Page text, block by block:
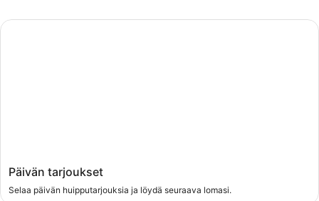
Päivän tarjoukset
Selaa päivän huipputarjouksia ja löydä seuraava lomasi.
Päivän tarjoukset, Selaa päivän huipputarjouksia ja löydä